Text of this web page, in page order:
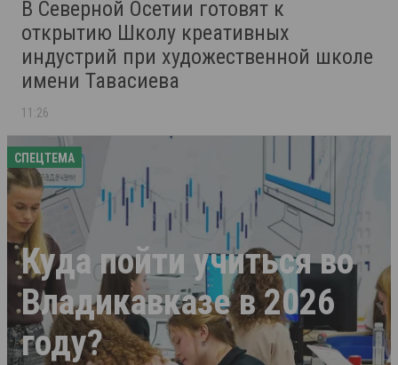
В Северной Осетии готовят к
открытию Школу креативных
индустрий при художественной школе
имени Тавасиева
11:26
СПЕЦТЕМА
Куда пойти учиться во
Владикавказе в 2026
году?